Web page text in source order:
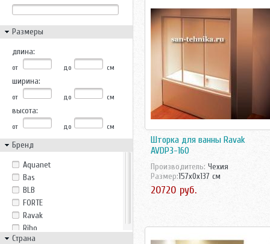
Размеры
длина:
от до см
ширина:
от до см
высота:
от до см
Бренд
Aquanet
Bas
BLB
FORTE
Ravak
Riho
Страна
Шторка для ванны Ravak
AVDP3-160
Производитель: Чехия
Размер:157x0x137 см
20720 руб.